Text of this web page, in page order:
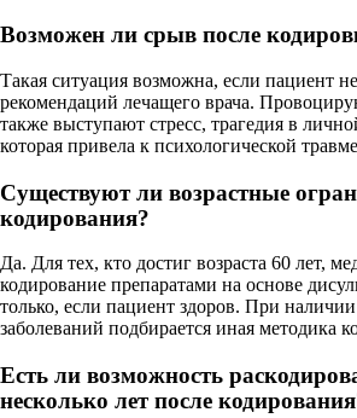
Возможен ли срыв после
Такая ситуация возможна, если пациент
рекомендаций лечащего врача.
также выступают стресс, трагедия в
которая привела к психологической
Существуют ли возрастные
кодирования?
Да. Для тех, кто достиг возраста 60 лет,
кодирование препаратами на основе
только, если пациент здоров. При
заболеваний подбирается иная методика
Есть ли возможность
несколько лет после